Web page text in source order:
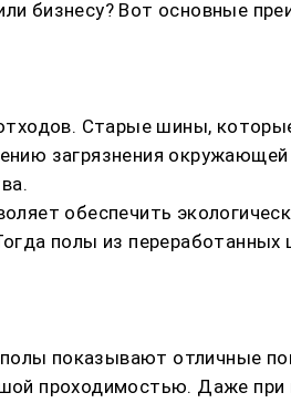
бизнесу? Вот основные
Старые шины,
загрязнения
обеспечить
полы из
показывают отличные
проходимостью. Даже